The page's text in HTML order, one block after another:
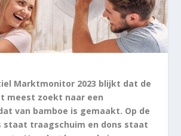
Marktmonitor 2023 blijkt dat de
meest zoekt naar een
van bamboe is gemaakt. Op de
staat traagschuim en dons staat